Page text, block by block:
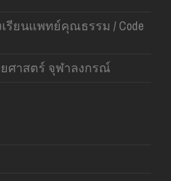
รียนแพทย์คุณธรรม / Code
าสตร์ จุฬาลงกรณ์